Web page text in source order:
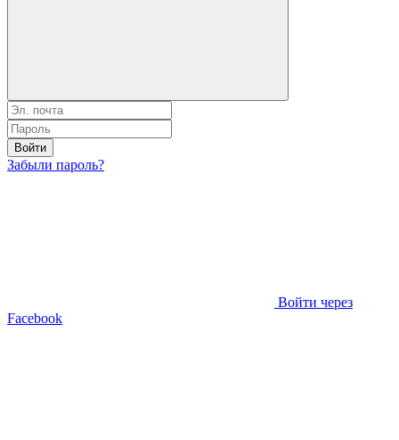
Войти
Забыли пароль?
Войти через
Facebook